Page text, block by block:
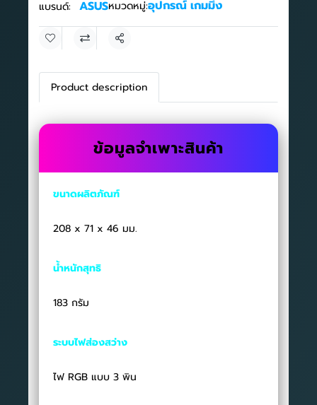
แบรนด์:
ASUSหมวดหมู่:อุปกรณ์ เกมมิ่ง
แชร์
Product description
ข้อมูลจำเพาะสินค้า
ขนาดผลิตภัณฑ์
208 x 71 x 46 มม.
น้ำหนักสุทธิ
183 กรัม
ระบบไฟส่องสว่าง
ไฟ RGB แบบ 3 พิน